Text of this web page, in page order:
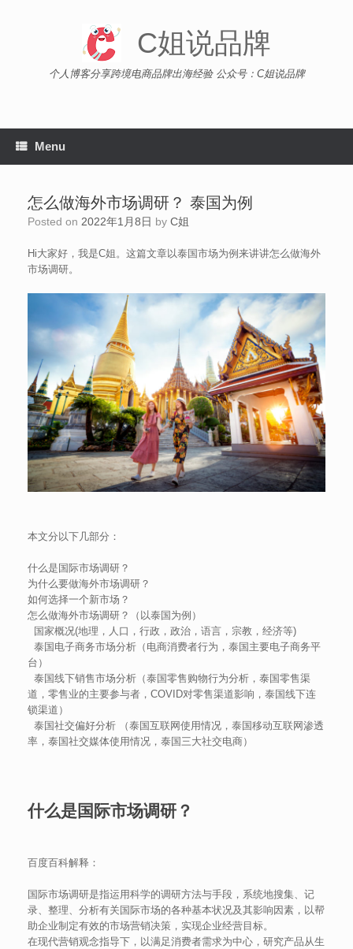
C姐说品牌
个人博客分享跨境电商品牌出海经验 公众号：C姐说品牌
Menu
怎么做海外市场调研？ 泰国为例
Posted on 2022年1月8日 by C姐
Hi大家好，我是C姐。这篇文章以泰国市场为例来讲讲怎么做海外
市场调研。
本文分以下几部分：
什么是国际市场调研？
为什么要做海外市场调研？
如何选择一个新市场？
怎么做海外市场调研？（以泰国为例）
国家概况(地理，人口，行政，政治，语言，宗教，经济等)
泰国电子商务市场分析（电商消费者行为，泰国主要电子商务平
台）
泰国线下销售市场分析（泰国零售购物行为分析，泰国零售渠
道，零售业的主要参与者，COVID对零售渠道影响，泰国线下连
锁渠道）
泰国社交偏好分析 （泰国互联网使用情况，泰国移动互联网渗透
率，泰国社交媒体使用情况，泰国三大社交电商）
什么是国际市场调研？
百度百科解释：
国际市场调研是指运用科学的调研方法与手段，系统地搜集、记
录、整理、分析有关国际市场的各种基本状况及其影响因素，以帮
助企业制定有效的市场营销决策，实现企业经营目标。
在现代营销观念指导下，以满足消费者需求为中心，研究产品从生